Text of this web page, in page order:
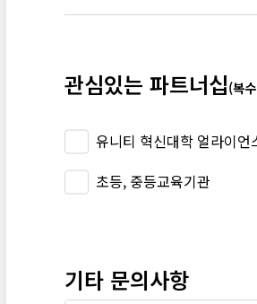
관심있는 파트너십(복
유니티 혁신대학 얼라이언
초등, 중등교육기관
기타 문의사항